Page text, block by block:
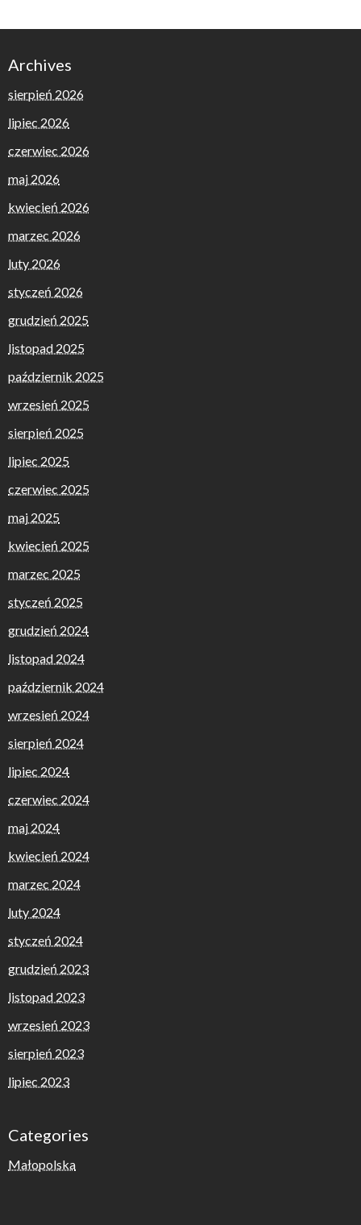
Archives
sierpień 2026
lipiec 2026
czerwiec 2026
maj 2026
kwiecień 2026
marzec 2026
luty 2026
styczeń 2026
grudzień 2025
listopad 2025
październik 2025
wrzesień 2025
sierpień 2025
lipiec 2025
czerwiec 2025
maj 2025
kwiecień 2025
marzec 2025
styczeń 2025
grudzień 2024
listopad 2024
październik 2024
wrzesień 2024
sierpień 2024
lipiec 2024
czerwiec 2024
maj 2024
kwiecień 2024
marzec 2024
luty 2024
styczeń 2024
grudzień 2023
listopad 2023
wrzesień 2023
sierpień 2023
lipiec 2023
Categories
Małopolska